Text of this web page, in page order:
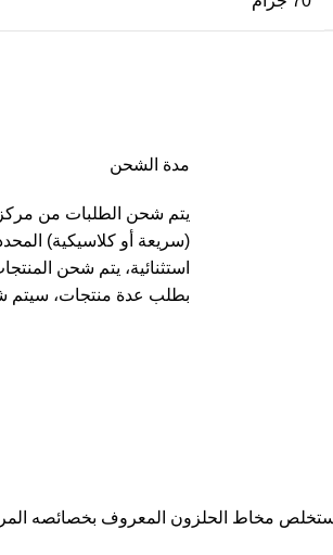
مدة الشحن
يتم شحن الطلبات من
(سريعة أو كلاسيكية)
بطلب عدة منتجات،